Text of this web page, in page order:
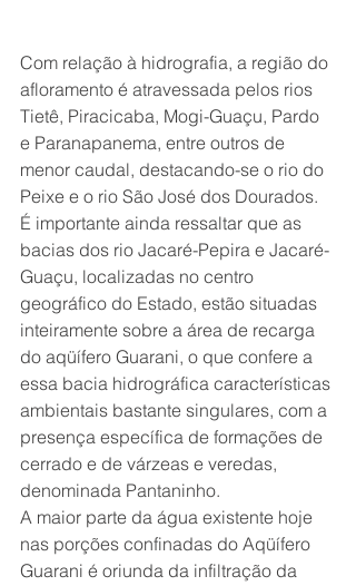
Com relação à hidrografia, a região do
afloramento é atravessada pelos rios
Tietê, Piracicaba, Mogi-Guaçu, Pardo
e Paranapanema, entre outros de
menor caudal, destacando-se o rio do
Peixe e o rio São José dos Dourados.
É importante ainda ressaltar que as
bacias dos rio Jacaré-Pepira e Jacaré-
Guaçu, localizadas no centro
geográfico do Estado, estão situadas
inteiramente sobre a área de recarga
do aqüífero Guarani, o que confere a
essa bacia hidrográfica características
ambientais bastante singulares, com a
presença específica de formações de
cerrado e de várzeas e veredas,
denominada Pantaninho.
A maior parte da água existente hoje
nas porções confinadas do Aqüífero
Guarani é oriunda da infiltração da